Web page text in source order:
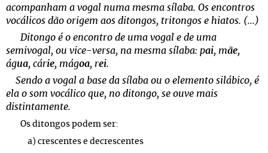
acompanham a vogal numa mesma sílaba. Os encontros
vocálicos dão origem aos ditongos, tritongos e hiatos. (...)
Ditongo é o encontro de uma vogal e de uma
semivogal, ou vice-versa, na mesma sílaba: pai, mãe,
água, cárie, mágoa, rei.
Sendo a vogal a base da sílaba ou o elemento silábico, é
ela o som vocálico que, no ditongo, se ouve mais
distintamente.
Os ditongos podem ser:
a) crescentes e decrescentes